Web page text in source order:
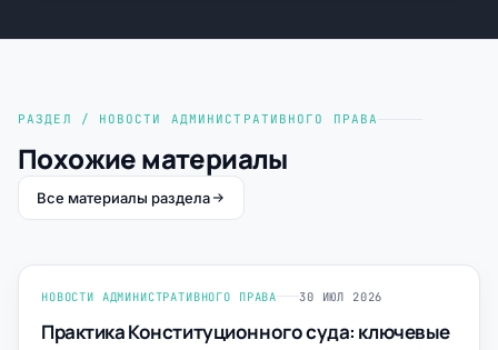
РАЗДЕЛ / НОВОСТИ АДМИНИСТРАТИВНОГО ПРАВА
Похожие материалы
Все материалы раздела
НОВОСТИ АДМИНИСТРАТИВНОГО ПРАВА 30 ИЮЛ 2026
Практика Конституционного суда: ключевые